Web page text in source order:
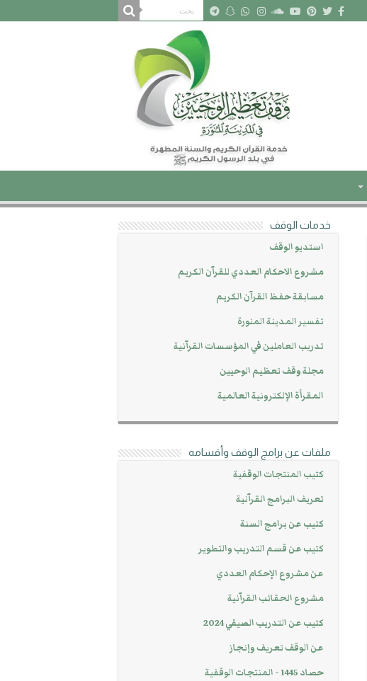
خدمات الوقف
استديو الوقف
مشروع الاحكام العددي للقرآن الكريم
مسابقة حفظ القرآن الكريم
تفسير المدينة المنورة
تدريب العاملين في المؤسسات القرآنية
مجلة وقف تعظيم الوحيين
المقرأة الإلكترونية العالمية
ملفات عن برامج الوقف وأقسامه
كتيب المنتجات الوقفية
تعريف البرامج القرآنية
كتيب عن برامج السنة
كتيب عن قسم التدريب والتطوير
عن مشروع الإحكام العددي
مشروع الحقائب القرآنية
كتيب عن التدريب الصيفي 2024
عن الوقف تعريف وإنجاز
حصاد 1445 - المنتجات الوقفية